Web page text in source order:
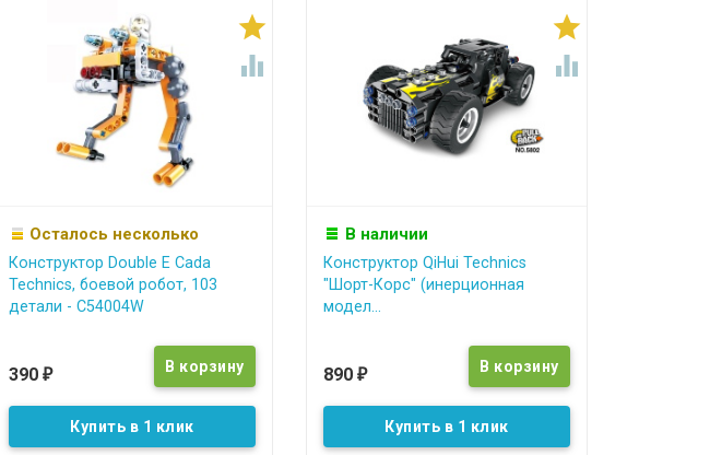


Осталось несколько
Конструктор Double E Cada
Technics, боевой робот, 103
детали - C54004W
390 ₽
Купить в 1 клик


В наличии
Конструктор QiHui Technics
"Шорт-Корс" (инерционная
модел...
890 ₽
Купить в 1 клик